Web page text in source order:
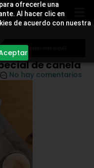
ofrecerle una
Al hacer clic en
de acuerdo con nuestra
de canela
No hay comentarios